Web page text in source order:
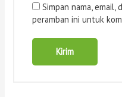
Simpan nama, email,
peramban ini untuk